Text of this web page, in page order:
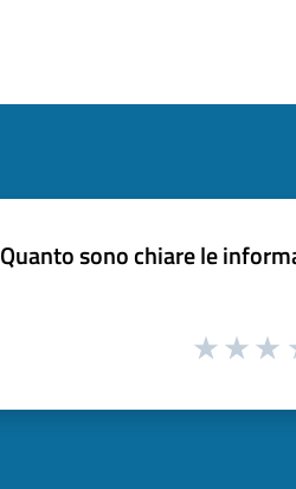
Quanto sono chiare le